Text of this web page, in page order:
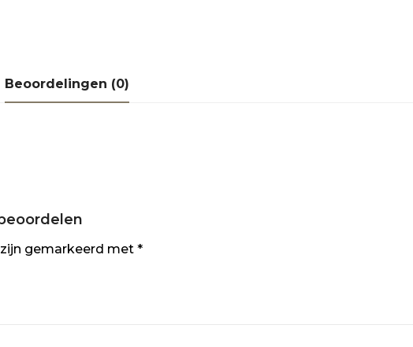
Beoordelingen (0)
gemarkeerd met*